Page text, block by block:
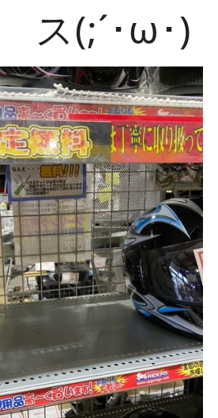
(;´･ω･)